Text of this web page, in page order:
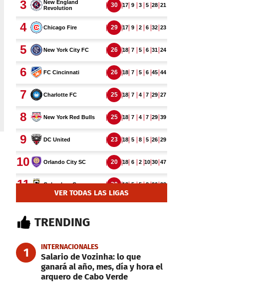
VER TODAS LAS LIGAS
TRENDING
1 INTERNACIONALES
Salario de Vozinha: lo que
ganará al año, mes, día y hora el
arquero de Cabo Verde